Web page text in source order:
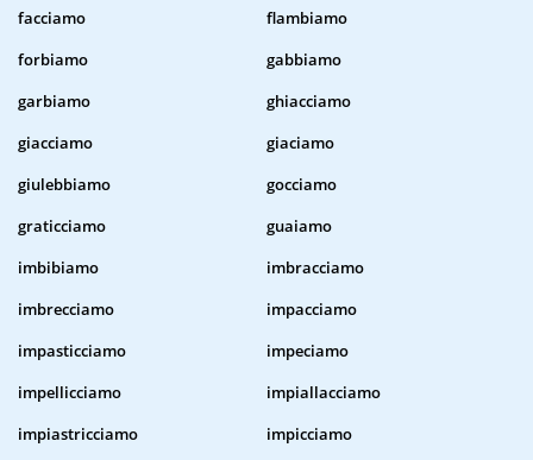
facciamo
flambiamo
forbiamo
gabbiamo
garbiamo
ghiacciamo
giacciamo
giaciamo
giulebbiamo
gocciamo
graticciamo
guaiamo
imbibiamo
imbracciamo
imbrecciamo
impacciamo
impasticciamo
impeciamo
impellicciamo
impiallacciamo
impiastricciamo
impicciamo